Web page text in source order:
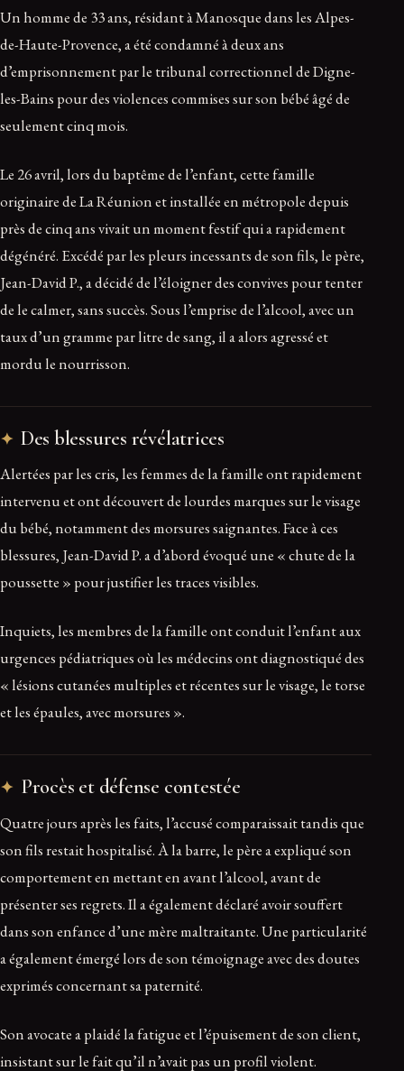
Un homme de 33 ans, résidant à Manosque dans les Alpes-
de-Haute-Provence, a été condamné à deux ans
d’emprisonnement par le tribunal correctionnel de Digne-
les-Bains pour des violences commises sur son bébé âgé de
seulement cinq mois.
Le 26 avril, lors du baptême de l’enfant, cette famille
originaire de La Réunion et installée en métropole depuis
près de cinq ans vivait un moment festif qui a rapidement
dégénéré. Excédé par les pleurs incessants de son fils, le père,
Jean-David P., a décidé de l’éloigner des convives pour tenter
de le calmer, sans succès. Sous l’emprise de l’alcool, avec un
taux d’un gramme par litre de sang, il a alors agressé et
mordu le nourrisson.
Des blessures révélatrices
Alertées par les cris, les femmes de la famille ont rapidement
intervenu et ont découvert de lourdes marques sur le visage
du bébé, notamment des morsures saignantes. Face à ces
blessures, Jean-David P. a d’abord évoqué une « chute de la
poussette » pour justifier les traces visibles.
Inquiets, les membres de la famille ont conduit l’enfant aux
urgences pédiatriques où les médecins ont diagnostiqué des
« lésions cutanées multiples et récentes sur le visage, le torse
et les épaules, avec morsures ».
Procès et défense contestée
Quatre jours après les faits, l’accusé comparaissait tandis que
son fils restait hospitalisé. À la barre, le père a expliqué son
comportement en mettant en avant l’alcool, avant de
présenter ses regrets. Il a également déclaré avoir souffert
dans son enfance d’une mère maltraitante. Une particularité
a également émergé lors de son témoignage avec des doutes
exprimés concernant sa paternité.
Son avocate a plaidé la fatigue et l’épuisement de son client,
insistant sur le fait qu’il n’avait pas un profil violent.